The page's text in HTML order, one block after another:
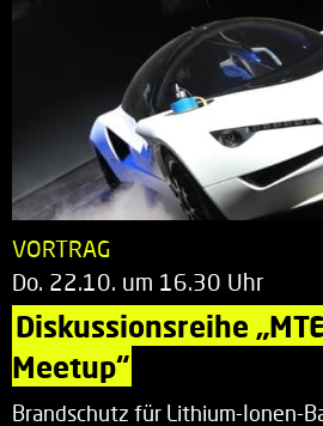
VORTRAG
Do. 22.10. um 16.30 Uhr
Diskussionsreihe
Meetup“
Brandschutz für Lithium-Ionen-